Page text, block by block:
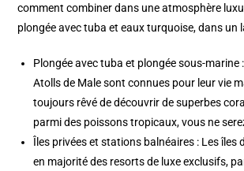
comment combiner dans une atmosphère
plongée avec tuba et eaux turquoise, dans un
Plongée avec tuba et plongée sous-marine
Atolls de Male sont connues pour leur vie
toujours rêvé de découvrir de superbes
parmi des poissons tropicaux, vous ne
Îles privées et stations balnéaires : Les îles
en majorité des resorts de luxe exclusifs,